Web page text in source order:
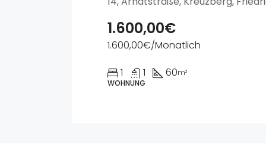
1.600,00€
1.600,00€/Monatlich
1
1 60m²
WOHNUNG